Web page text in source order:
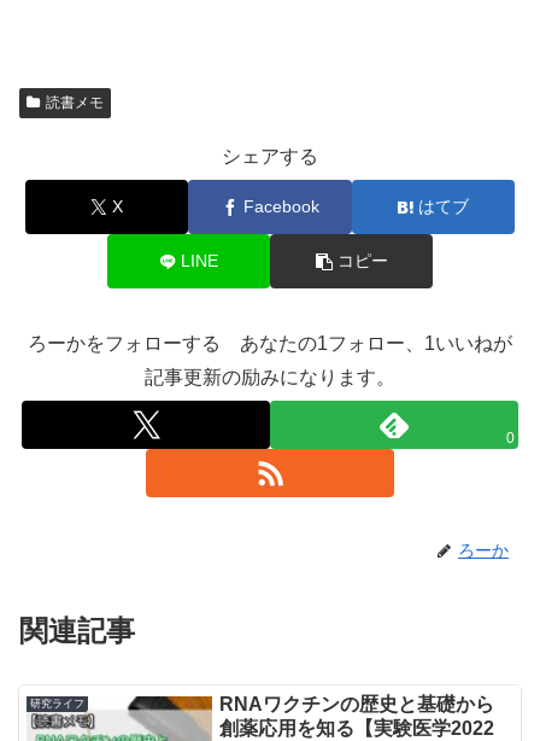
読書メモ
シェアする
X Facebook はてブ
LINE コピー
ろーかをフォローする あなたの1フォロー、1いいねが
記事更新の励みになります。
0
ろーか
関連記事
研究ライフ
RNAワクチンの歴史と基礎から
創薬応用を知る【実験医学2022